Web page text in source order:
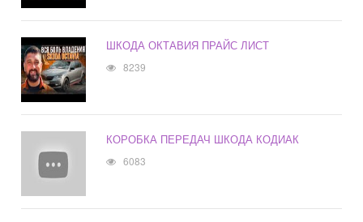
ШКОДА ОКТАВИЯ ПРАЙС ЛИСТ
8239
КОРОБКА ПЕРЕДАЧ ШКОДА КОДИАК
6083